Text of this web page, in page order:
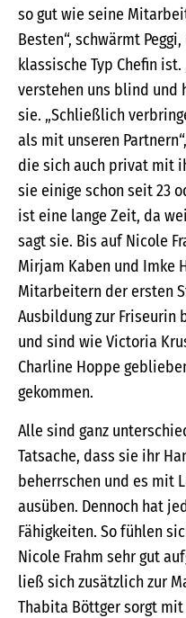
so gut wie seine
Besten“, schwärmt
klassische Typ Chefin
verstehen uns blind und
sie. „Schließlich
als mit unseren
die sich auch privat mit
sie einige schon seit 23
ist eine lange Zeit, da
sagt sie. Bis auf Nicole
Mirjam Kaben und Imke
Mitarbeitern der ersten
Ausbildung zur Friseurin
und sind wie Victoria
Charline Hoppe
gekommen.
Alle sind ganz
Tatsache, dass sie ihr
beherrschen und es mit
ausüben. Dennoch hat
Fähigkeiten. So fühlen
Nicole Frahm sehr gut
ließ sich zusätzlich zur
Thabita Böttger sorgt